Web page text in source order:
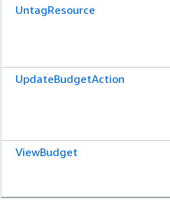
UntagResource
UpdateBudgetAction
ViewBudget